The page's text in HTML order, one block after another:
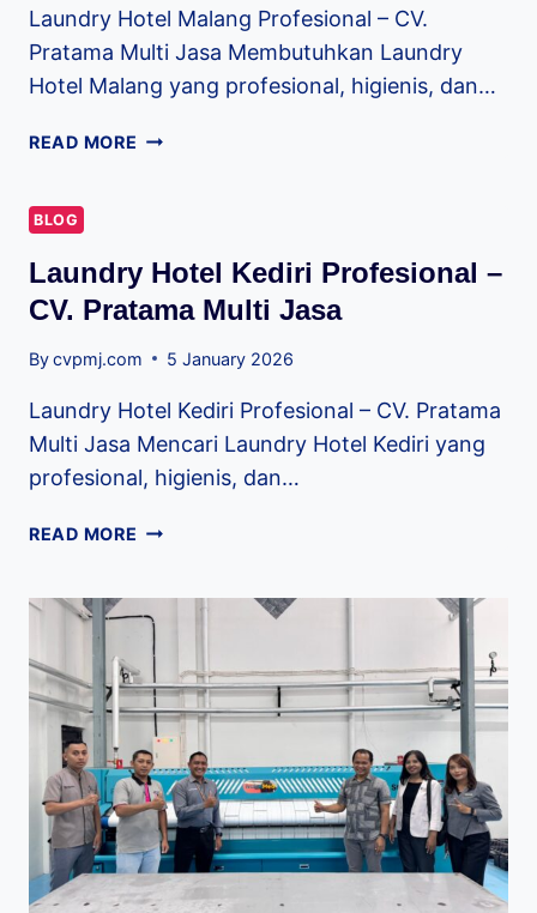
Laundry Hotel Malang Profesional – CV.
Pratama Multi Jasa Membutuhkan Laundry
Hotel Malang yang profesional, higienis, dan…
READ MORE
BLOG
Laundry Hotel Kediri Profesional –
CV. Pratama Multi Jasa
Bycvpmj.com 5 January 2026
Laundry Hotel Kediri Profesional – CV. Pratama
Multi Jasa Mencari Laundry Hotel Kediri yang
profesional, higienis, dan…
READ MORE